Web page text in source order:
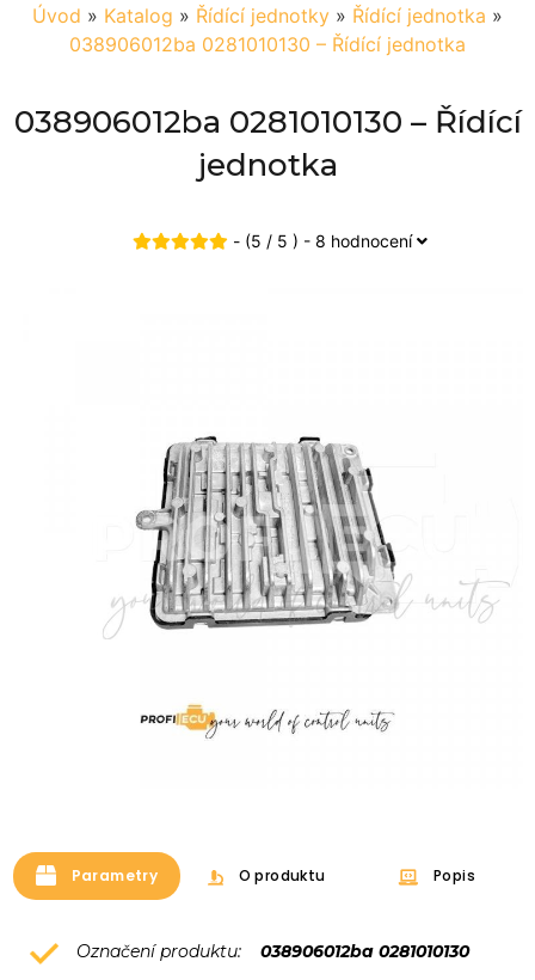
Úvod » Katalog » Řídící jednotky » Řídící jednotka »
038906012ba 0281010130 – Řídící jednotka
038906012ba 0281010130 – Řídící
jednotka
- (5 / 5 ) - 8 hodnocení
Parametry O produktu Popis
Označení produktu: 038906012ba 0281010130